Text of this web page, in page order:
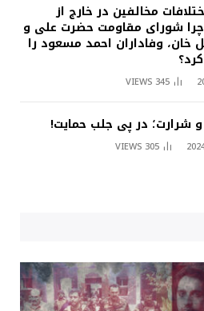
مخالفین در خارج از
شورای مقاومت حضرت علی و
خان، وفاداران احمد مسعود را
345
VIEWS
شرارت؛ در پی جلب حمایت!
305
VIEWS